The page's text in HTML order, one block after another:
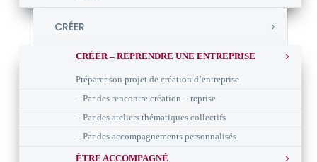
CRÉER
CRÉER – REPRENDRE UNE ENTREPRISE
Préparer son projet de création d’entreprise
– Par des rencontre création – reprise
– Par des ateliers thématiques collectifs
– Par des accompagnements personnalisés
ÊTRE ACCOMPAGNÉ